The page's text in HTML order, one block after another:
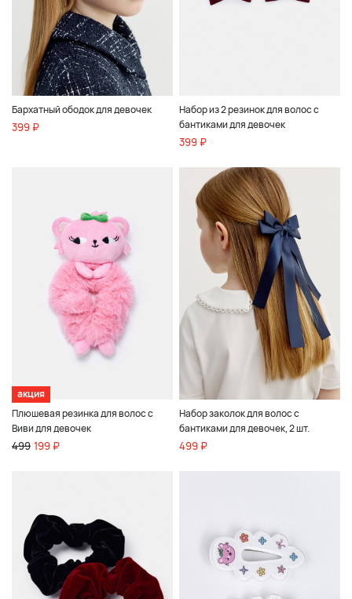
Бархатный ободок для девочек
399 ₽
Набор из 2 резинок для волос с
бантиками для девочек
399 ₽
акция
Плюшевая резинка для волос с
Виви для девочек
499 199 ₽
Набор заколок для волос с
бантиками для девочек, 2 шт.
499 ₽